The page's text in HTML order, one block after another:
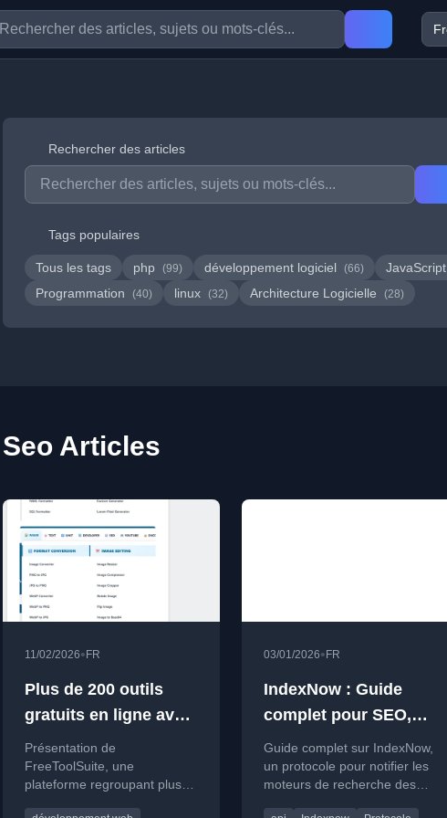
Rechercher des articles
Tags populaires
Tous les tags php (99) développement logiciel (66) JavaScript
Programmation (40) linux (32) Architecture Logicielle (28)
Seo Articles
11/02/2026• FR
Plus de 200 outils
gratuits en ligne avec
FreeToolSuite
Présentation de
FreeToolSuite, une
plateforme regroupant plus
03/01/2026• FR
IndexNow : Guide
complet pour SEO,
webmasters et
développeurs
Guide complet sur IndexNow,
un protocole pour notifier les
moteurs de recherche des